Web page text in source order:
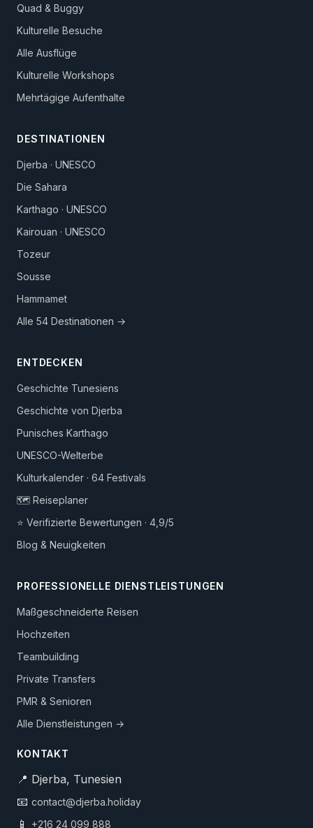
Quad & Buggy
Kulturelle Besuche
Alle Ausflüge
Kulturelle Workshops
Mehrtägige Aufenthalte
DESTINATIONEN
Djerba · UNESCO
Die Sahara
Karthago · UNESCO
Kairouan · UNESCO
Tozeur
Sousse
Hammamet
Alle 54 Destinationen →
ENTDECKEN
Geschichte Tunesiens
Geschichte von Djerba
Punisches Karthago
UNESCO-Welterbe
Kulturkalender · 64 Festivals
🗺️ Reiseplaner
⭐ Verifizierte Bewertungen · 4,9/5
Blog & Neuigkeiten
PROFESSIONELLE DIENSTLEISTUNGEN
Maßgeschneiderte Reisen
Hochzeiten
Teambuilding
Private Transfers
PMR & Senioren
Alle Dienstleistungen →
KONTAKT
📍 Djerba, Tunesien
📧 contact@djerba.holiday
📱 +216 24 099 888